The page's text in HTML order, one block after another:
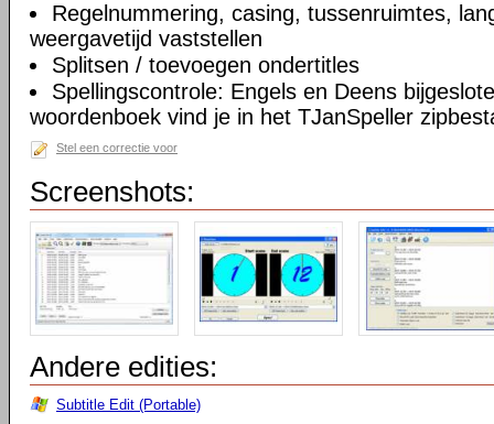
Regelnummering, casing, tussenruimtes,
weergavetijd vaststellen
Splitsen / toevoegen ondertitles
Spellingscontrole: Engels en Deens
woordenboek vind je in het TJanSpeller
Stel een correctie voor
Screenshots:
Andere edities:
Subtitle Edit (Portable)